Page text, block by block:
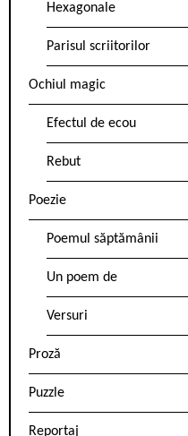
Hexagonale
Parisul scriitorilor
Ochiul magic
Efectul de ecou
Rebut
Poezie
Poemul săptămânii
Un poem de
Versuri
Proză
Puzzle
Reportaj